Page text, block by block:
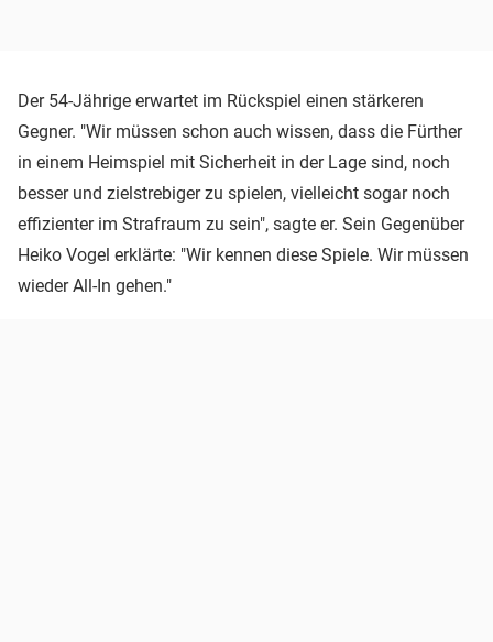
Der 54-Jährige erwartet im Rückspiel einen stärkeren
Gegner. "Wir müssen schon auch wissen, dass die Fürther
in einem Heimspiel mit Sicherheit in der Lage sind, noch
besser und zielstrebiger zu spielen, vielleicht sogar noch
effizienter im Strafraum zu sein", sagte er. Sein Gegenüber
Heiko Vogel erklärte: "Wir kennen diese Spiele. Wir müssen
wieder All-In gehen."